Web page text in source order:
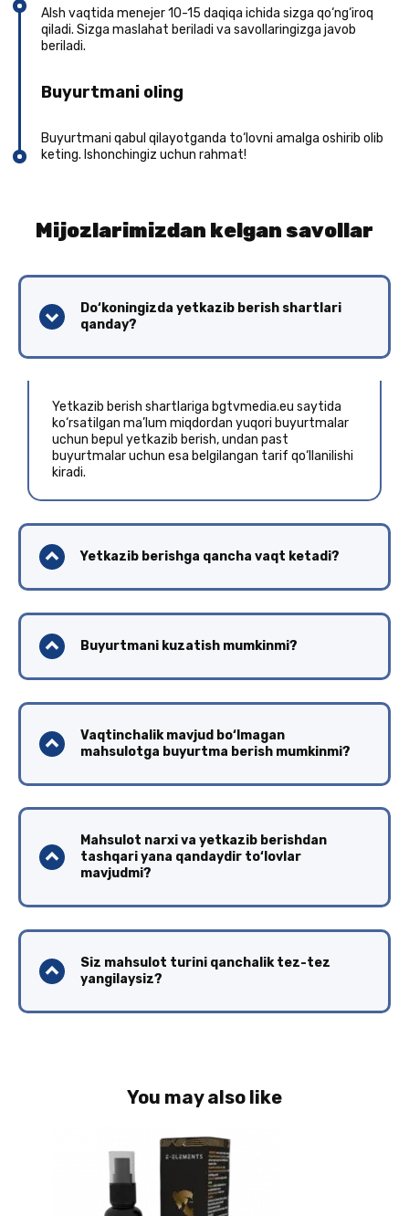
AIsh vaqtida menejer 10-15 daqiqa ichida sizga qo‘ng‘iroq
qiladi. Sizga maslahat beriladi va savollaringizga javob
beriladi.
Buyurtmani oling
Buyurtmani qabul qilayotganda to‘lovni amalga oshirib olib
keting. Ishonchingiz uchun rahmat!
Mijozlarimizdan kelgan savollar
Do‘koningizda yetkazib berish shartlari
qanday?
Yetkazib berish shartlariga bgtvmedia.eu saytida
ko‘rsatilgan ma’lum miqdordan yuqori buyurtmalar
uchun bepul yetkazib berish, undan past
buyurtmalar uchun esa belgilangan tarif qo‘llanilishi
kiradi.
Yetkazib berishga qancha vaqt ketadi?
Buyurtmani kuzatish mumkinmi?
Vaqtinchalik mavjud bo‘lmagan
mahsulotga buyurtma berish mumkinmi?
Mahsulot narxi va yetkazib berishdan
tashqari yana qandaydir to‘lovlar
mavjudmi?
Siz mahsulot turini qanchalik tez-tez
yangilaysiz?
You may also like